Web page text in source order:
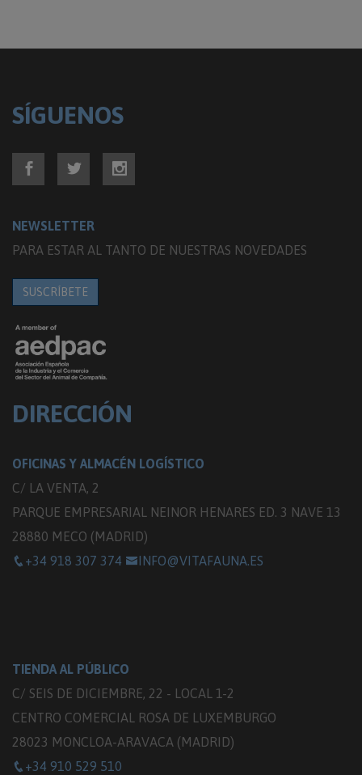
SÍGUENOS
NEWSLETTER
PARA ESTAR AL TANTO DE NUESTRAS NOVEDADES
SUSCRÍBETE
DIRECCIÓN
OFICINAS Y ALMACÉN LOGÍSTICO
C/ LA VENTA, 2
PARQUE EMPRESARIAL NEINOR HENARES ED. 3 NAVE 13
28880 MECO (MADRID)
+34 918 307 374
INFO@VITAFAUNA.ES
TIENDA AL PÚBLICO
C/ SEIS DE DICIEMBRE, 22 - LOCAL 1-2
CENTRO COMERCIAL ROSA DE LUXEMBURGO
28023 MONCLOA-ARAVACA (MADRID)
+34 910 529 510